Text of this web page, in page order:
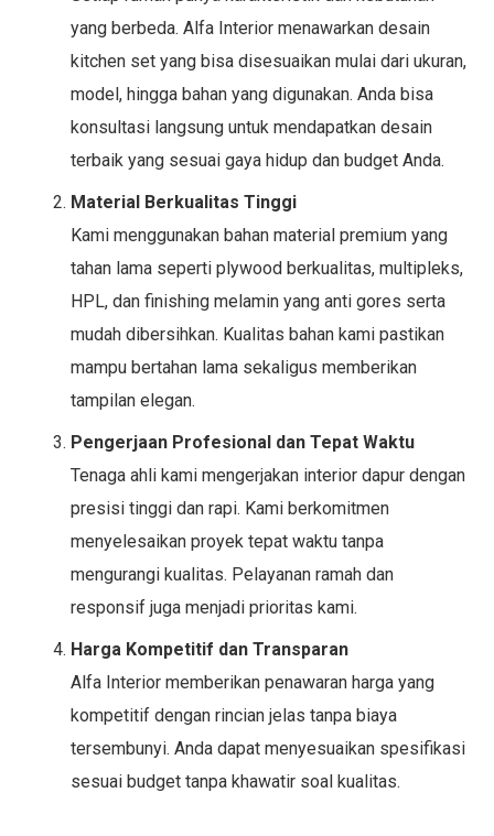
yang berbeda. Alfa Interior menawarkan desain
kitchen set yang bisa disesuaikan mulai dari ukuran,
model, hingga bahan yang digunakan. Anda bisa
konsultasi langsung untuk mendapatkan desain
terbaik yang sesuai gaya hidup dan budget Anda.
Material Berkualitas Tinggi
Kami menggunakan bahan material premium yang
tahan lama seperti plywood berkualitas, multipleks,
HPL, dan finishing melamin yang anti gores serta
mudah dibersihkan. Kualitas bahan kami pastikan
mampu bertahan lama sekaligus memberikan
tampilan elegan.
Pengerjaan Profesional dan Tepat Waktu
Tenaga ahli kami mengerjakan interior dapur dengan
presisi tinggi dan rapi. Kami berkomitmen
menyelesaikan proyek tepat waktu tanpa
mengurangi kualitas. Pelayanan ramah dan
responsif juga menjadi prioritas kami.
Harga Kompetitif dan Transparan
Alfa Interior memberikan penawaran harga yang
kompetitif dengan rincian jelas tanpa biaya
tersembunyi. Anda dapat menyesuaikan spesifikasi
sesuai budget tanpa khawatir soal kualitas.